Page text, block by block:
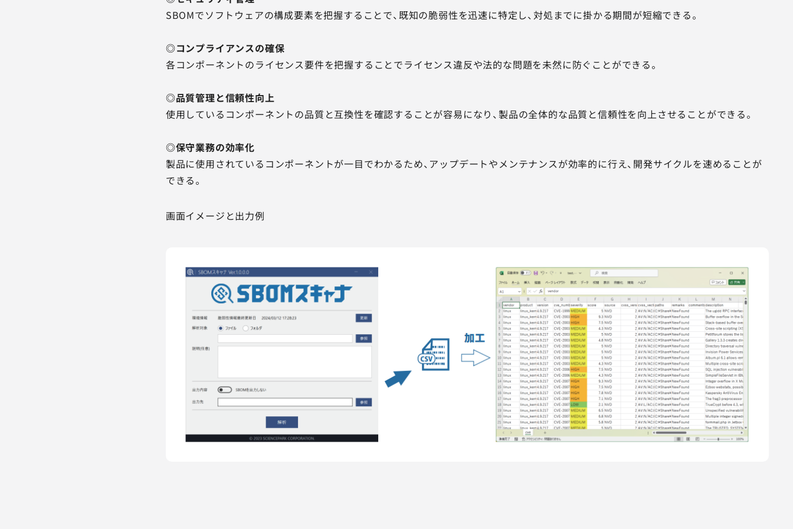
SBOMでソフトウェアの構成要素を把握することで、既知の脆弱性を迅速に特定し、対処までに掛かる期間が短縮できる。
◎コンプライアンスの確保
各コンポーネントのライセンス要件を把握することでライセンス違反や法的な問題を未然に防ぐことができる。
◎品質管理と信頼性向上
使用しているコンポーネントの品質と互換性を確認することが容易になり、製品の全体的な品質と信頼性を向上させることができる。
◎保守業務の効率化
製品に使用されているコンポーネントが一目でわかるため、アップデートやメンテナンスが効率的に行え、開発サイクルを速めることが
できる。
画面イメージと出力例